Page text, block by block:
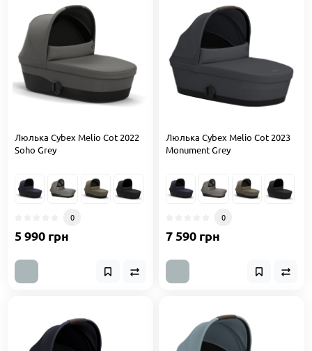
Люлька Cybex Melio Cot 2022
Soho Grey
0
5 990 грн
Люлька Cybex Melio Cot 2023
Monument Grey
0
7 590 грн